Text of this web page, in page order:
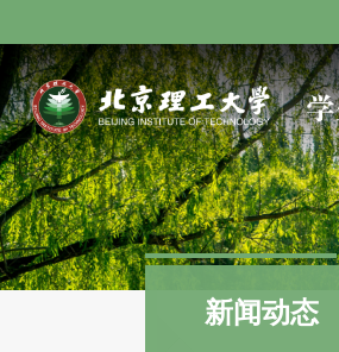
新闻动态